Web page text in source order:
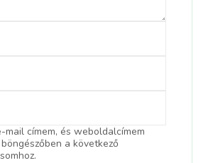
mail címem, és weboldalcímem
a következő